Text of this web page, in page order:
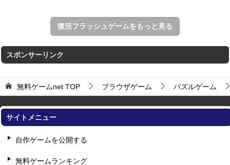
復活フラッシュゲームをもっと見る
スポンサーリンク
無料ゲームnet TOP ブラウザゲーム パズルゲーム
サイトメニュー
自作ゲームを公開する
無料ゲームランキング